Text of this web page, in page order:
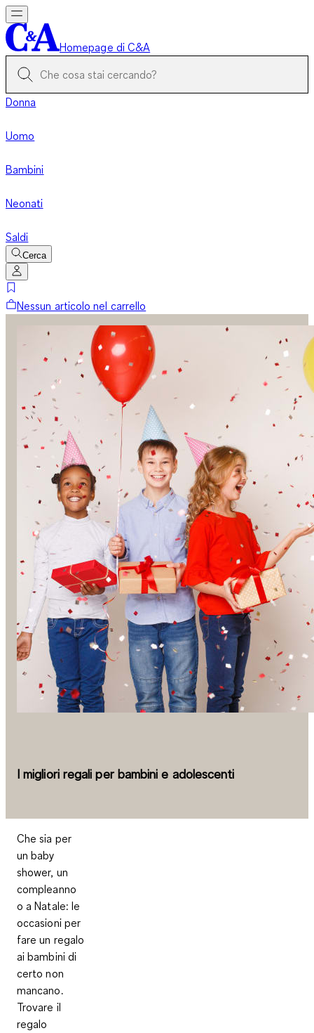
Homepage di C&A
Donna
Uomo
Bambini
Neonati
Saldi
Cerca
Nessun articolo nel carrello
I migliori regali per bambini e adolescenti
Che sia per
un baby
shower, un
compleanno
o a Natale: le
occasioni per
fare un regalo
ai bambini di
certo non
mancano.
Trovare il
regalo